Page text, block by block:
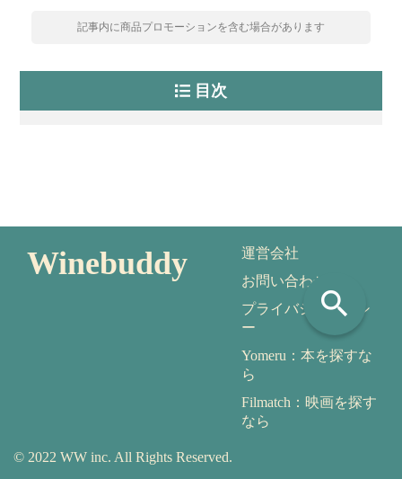
記事内に商品プロモーションを含む場合があります
目次
search
Winebuddy
運営会社
お問い合わせ
プライバシーポリシ
ー
Yomeru：本を探すな
ら
Filmatch：映画を探す
なら
© 2022 WW inc. All Rights Reserved.